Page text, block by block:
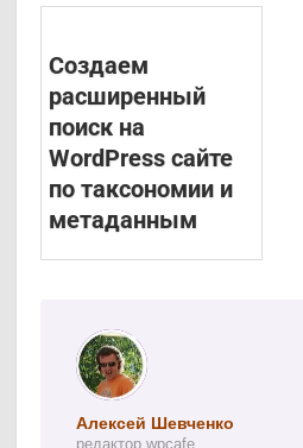
Создаем
расширенный
поиск на
WordPress сайте
по таксономии и
метаданным
Алексей Шевченко
редактор wpcafe